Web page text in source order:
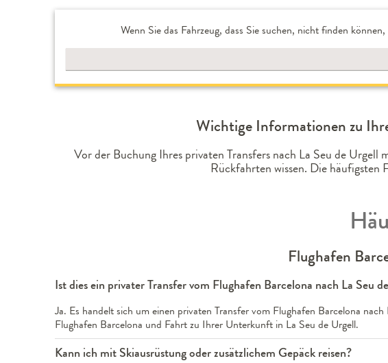
Wenn Sie das Fahrzeug, dass Sie suchen, nicht finden
Wichtige Informationen zu
Vor der Buchung Ihres privaten Transfers nach La Seu de
Rückfahrten wissen. Die
Flughafen
Ist dies ein privater Transfer vom Flughafen Barcelona nach La Seu
Ja. Es handelt sich um einen privaten Transfer vom Flughafen Barcelona
Flughafen Barcelona und Fahrt zu Ihrer Unterkunft in La Seu de Urgell.
Kann ich mit Skiausrüstung oder zusätzlichem Gepäck reisen?